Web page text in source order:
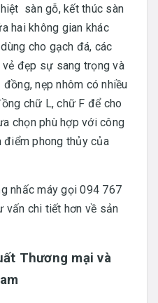
sàn gỗ, kết thúc sàn
hai không gian khác
cho gạch đá, các
đẹp sự sang trọng và
nẹp nhôm có nhiều
chữ L, chữ F để cho
chọn phù hợp với công
điểm phong thủy của
nhấc máy gọi 094 767
vấn chi tiết hơn về sản
Thương mại và